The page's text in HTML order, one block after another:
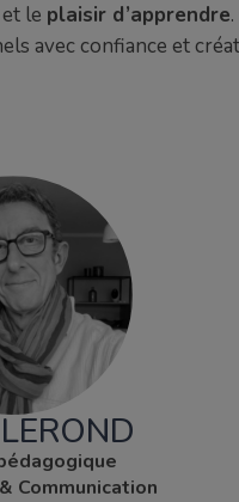
le plaisir d’apprendre
avec confiance et
Communication